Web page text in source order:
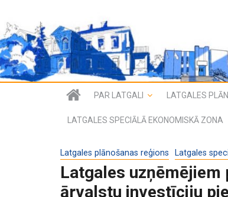
PAR LATGALI LATGALES
LATGALES SPECIĀLĀ EKONOMISKĀ ZONA
Latgales plānošanas reģions Latgales
Latgales uzņēmējiem
ārvalstu investīciju